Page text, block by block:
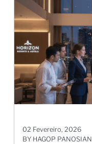
02 Fevereiro, 2026
BY HAGOP PANOSIAN